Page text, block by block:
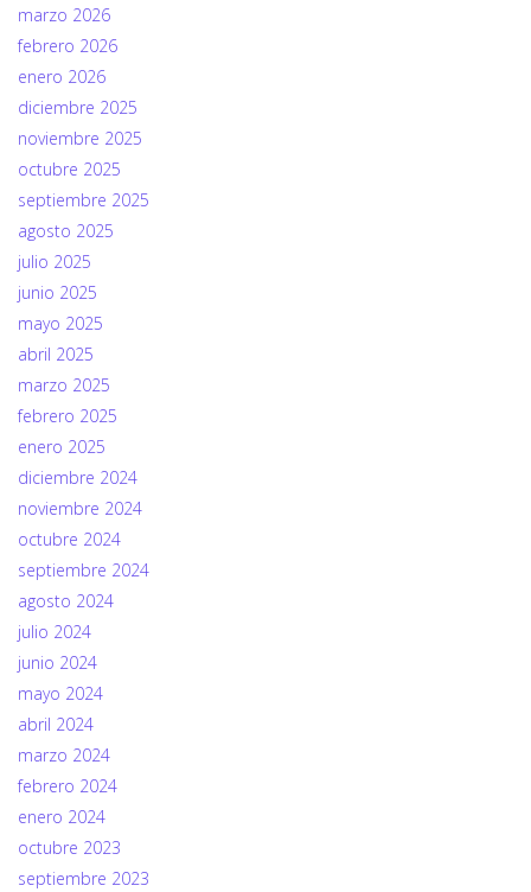
marzo 2026
febrero 2026
enero 2026
diciembre 2025
noviembre 2025
octubre 2025
septiembre 2025
agosto 2025
julio 2025
junio 2025
mayo 2025
abril 2025
marzo 2025
febrero 2025
enero 2025
diciembre 2024
noviembre 2024
octubre 2024
septiembre 2024
agosto 2024
julio 2024
junio 2024
mayo 2024
abril 2024
marzo 2024
febrero 2024
enero 2024
octubre 2023
septiembre 2023